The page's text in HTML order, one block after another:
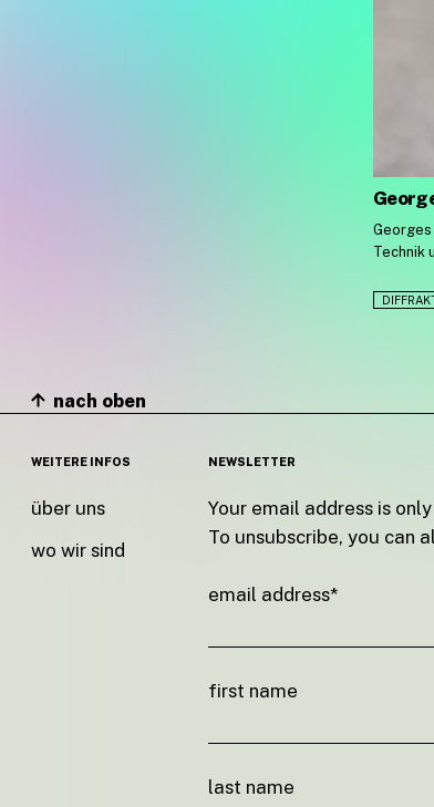
Georges
Technik
nach oben
WEITERE INFOS
über uns
wo wir sind
NEWSLETTER
Your email address is
To unsubscribe, you can
email address*
first name
last name